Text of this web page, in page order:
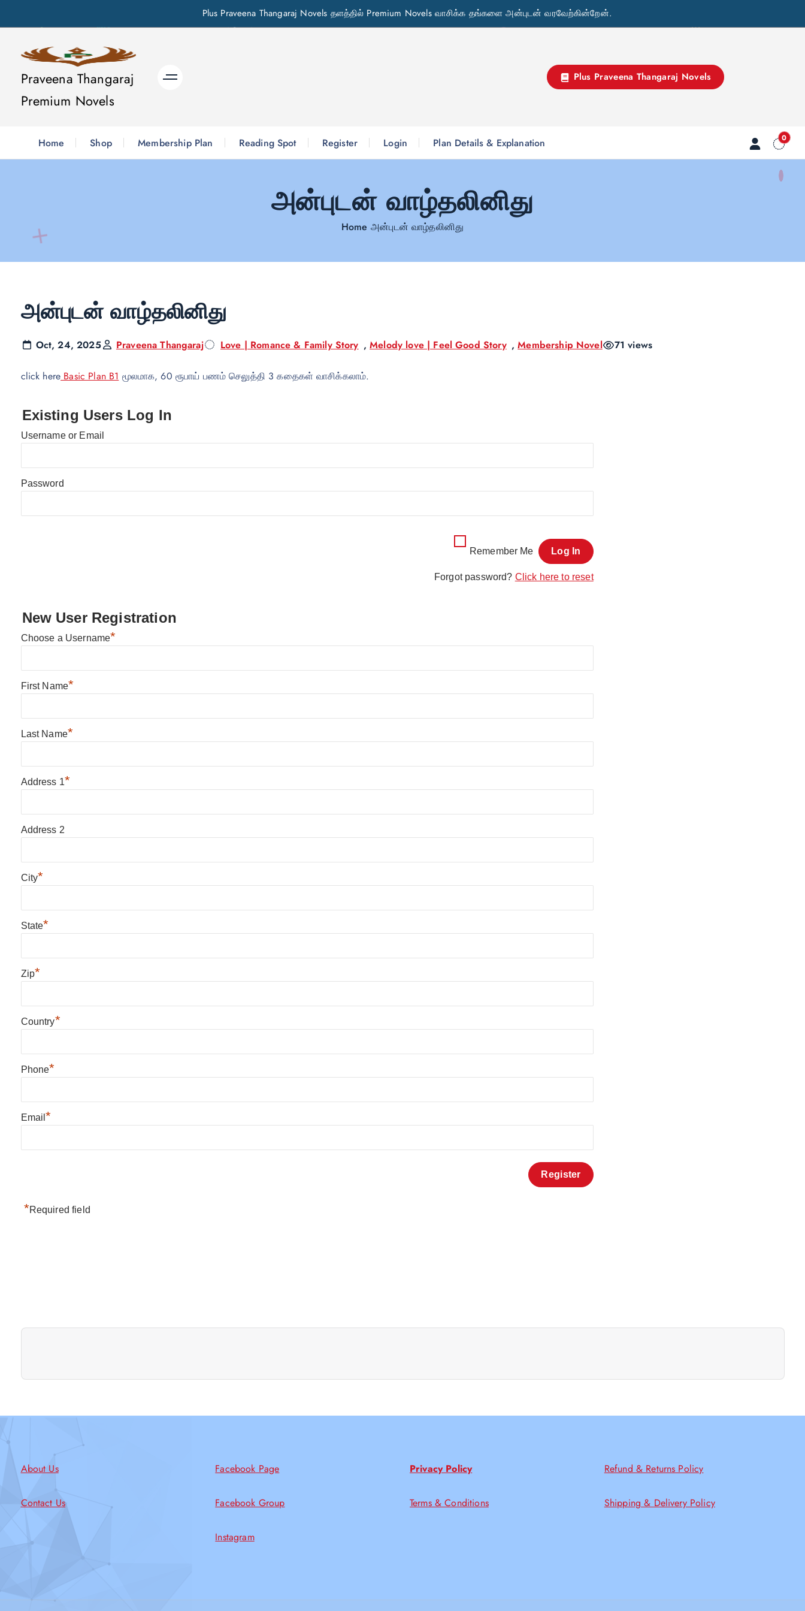
Plus Praveena Thangaraj Novels தளத்தில் Premium Novels வாசிக்க தங்களை அன்புடன் வரவேற்கின்றேன்.
n
Praveena Thangaraj
Premium Novels
Plus Praveena Thangaraj Novels
Home Shop Membership Plan Reading Spot Register Login Plan Details & Explanation 0
அன்புடன் வாழ்தலினிது
Home அன்புடன் வாழ்தலினிது
அன்புடன் வாழ்தலினிது
Oct, 24, 2025 Praveena Thangaraj Love | Romance & Family Story ,Melody love | Feel Good Story ,Membership Novel 71 views
click here Basic Plan B1 மூலமாக, 60 ரூபாய் பணம் செலுத்தி 3 கதைகள் வாசிக்கலாம்.
Existing Users Log In
Username or Email
Password
Remember Me
Forgot password? Click here to reset
New User Registration
Choose a Username*
First Name*
Last Name*
Address 1*
Address 2
City*
State*
Zip*
Country*
Phone*
Email*
*Required field
About Us
Contact Us
Facebook Page
Facebook Group
Instagram
Privacy Policy
Terms & Conditions
Refund & Returns Policy
Shipping & Delivery Policy